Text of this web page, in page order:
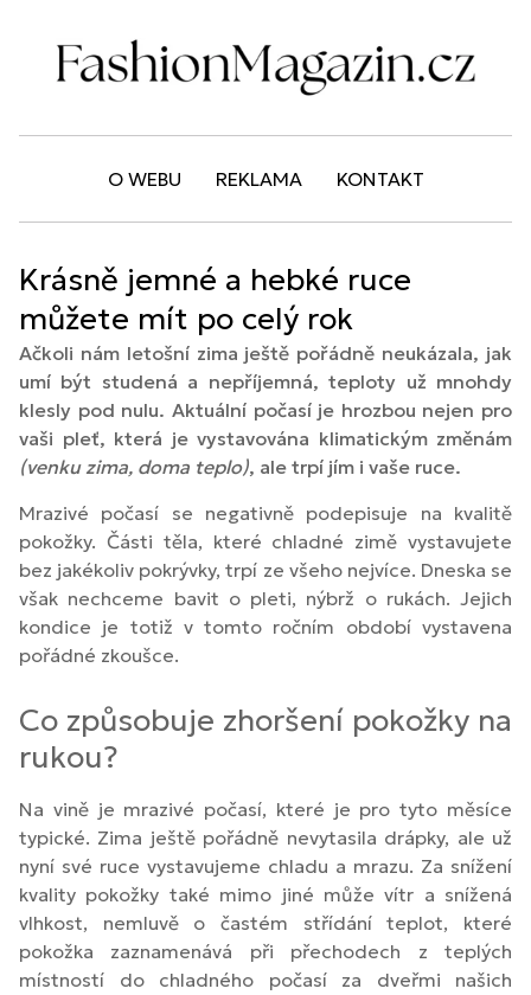
O WEBU REKLAMA KONTAKT
Krásně jemné a hebké ruce
můžete mít po celý rok
Ačkoli nám letošní zima ještě pořádně neukázala, jak
umí být studená a nepříjemná, teploty už mnohdy
klesly pod nulu. Aktuální počasí je hrozbou nejen pro
vaši pleť, která je vystavována klimatickým změnám
(venku zima, doma teplo), ale trpí jím i vaše ruce.
Mrazivé počasí se negativně podepisuje na kvalitě
pokožky. Části těla, které chladné zimě vystavujete
bez jakékoliv pokrývky, trpí ze všeho nejvíce. Dneska se
však nechceme bavit o pleti, nýbrž o rukách. Jejich
kondice je totiž v tomto ročním období vystavena
pořádné zkoušce.
Co způsobuje zhoršení pokožky na
rukou?
Na vině je mrazivé počasí, které je pro tyto měsíce
typické. Zima ještě pořádně nevytasila drápky, ale už
nyní své ruce vystavujeme chladu a mrazu. Za snížení
kvality pokožky také mimo jiné může vítr a snížená
vlhkost, nemluvě o častém střídání teplot, které
pokožka zaznamenává při přechodech z teplých
místností do chladného počasí za dveřmi našich